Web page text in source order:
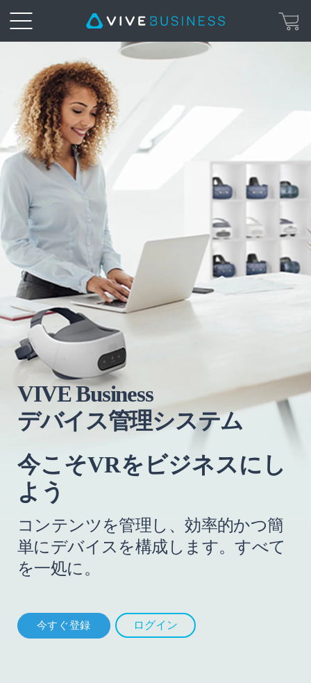
VIVE
デ
バ
イ
ス
管
理
シ
ス
テ
ム
VIVE
Business
日
本
こ
そ
VR
を
ビ
ジ
ネ
ス
に
し
よ
う
VIVE Business
デバイス管理システム
今こそVRをビジネスにし
よう
コンテンツを管理し、効率的かつ簡
単にデバイスを構成します。すべて
を一処に。
今すぐ登録 ログイン